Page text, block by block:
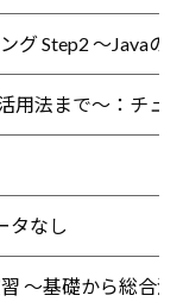
ング Step2 ～Java
用法まで～：チュ
タなし
～基礎から総合